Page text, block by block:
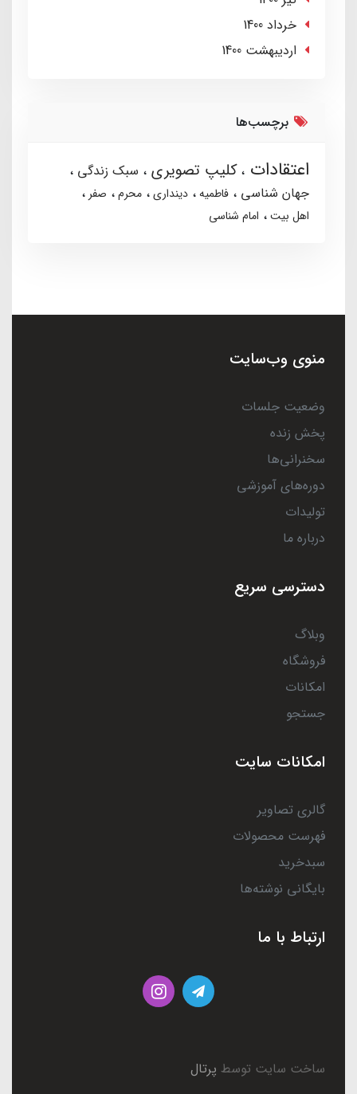
خرداد 1400
ارديبهشت 1400
برچسب‌ها
اعتقادات کلیپ تصویری
سبک زندگی
جهان شناسی
فاطمیه دینداری محرم
صفر
اهل بیت
امام شناسی
منوی وب‌سایت
وضعیت جلسات
پخش زنده
سخنرانی‌ها
دوره‌های آموزشی
تولیدات
درباره ما
دسترسی سریع
وبلاگ
فروشگاه
امکانات
جستجو
امکانات سایت
گالری تصاویر
فهرست محصولات
سبدخرید
بایگانی نوشته‌ها
ارتباط با ما
ساخت سایت توسط پرتال